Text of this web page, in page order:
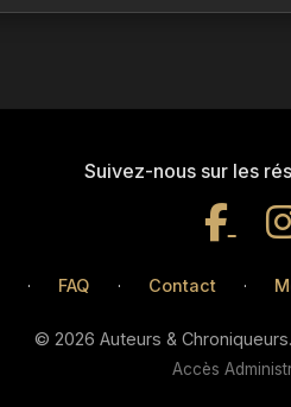
gérer la peur du
Ce livre s’adresse à
mêmes.
Son approche unique,
puissance, sans jamais
Suivez-nous sur les
· FAQ · Contact ·
© 2026 Auteurs &
Accès